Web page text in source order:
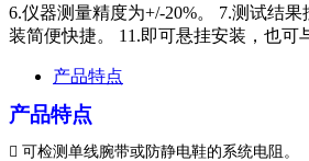
6.仪器测量精度为+/-20%。 7.测试结
装简便快捷。 11.即可悬挂安装，也可
产品特点
产品特点
 可检测单线腕带或防静电鞋的系统电阻。